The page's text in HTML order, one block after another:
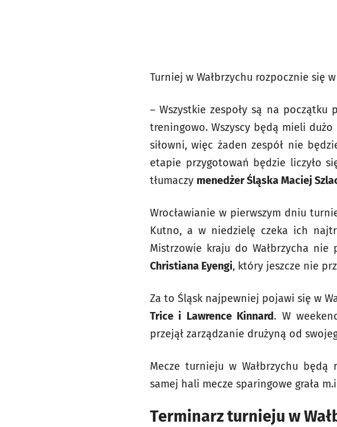
Turniej w Wałbrzychu rozpocznie się
– Wszystkie zespoły są na
treningowo. Wszyscy będą mieli
siłowni, więc żaden zespół nie
etapie przygotowań będzie liczyło
tłumaczy menedżer Śląska Maciej
Wrocławianie w pierwszym dniu
Kutno, a w niedzielę czeka ich
Mistrzowie kraju do Wałbrzycha nie
Christiana Eyengi, który jeszcze nie
Za to Śląsk najpewniej pojawi się w
Trice i Lawrence Kinnard. W
przejął zarządzanie drużyną od
Mecze turnieju w Wałbrzychu
samej hali mecze sparingowe grała
Terminarz turnieju w